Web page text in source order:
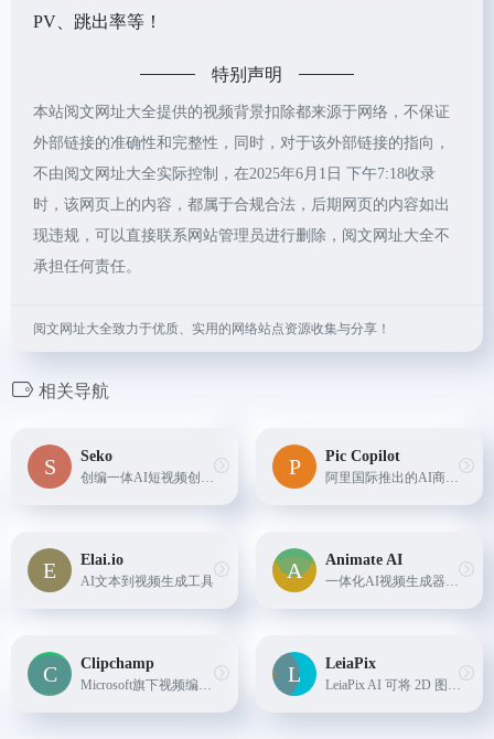
PV、跳出率等！
特别声明
本站阅文网址大全提供的视频背景扣除都来源于网络，不保证
外部链接的准确性和完整性，同时，对于该外部链接的指向，
不由阅文网址大全实际控制，在2025年6月1日 下午7:18收录
时，该网页上的内容，都属于合规合法，后期网页的内容如出
现违规，可以直接联系网站管理员进行删除，阅文网址大全不
承担任何责任。
阅文网址大全致力于优质、实用的网络站点资源收集与分享！
相关导航
Seko
创编一体AI短视频创作Agent，支持自然语言输入创意，实现从剧本到成片的全流程智能生成，降低专业创作门槛。
Pic Copilot
阿里国际推出的AI商品营销图生成工具
Elai.io
AI文本到视频生成工具
Animate AI
一体化AI视频生成器，10倍速度，30%成本节省。AI角色生成器、故事板生成器、视频生成器，支持GPT-4、Claude等AI模型集成，轻松制作动画故事、电影预告片等。
Clipchamp
Microsoft旗下视频编辑软件,包含ai自动生成视频，ai文本转语音等诸多功能
LeiaPix
LeiaPix AI 可将 2D 图像转换为引人入胜的 3D 动画，让图像动起来